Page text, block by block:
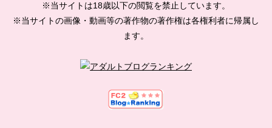
※当サイトは18歳以下の閲覧を禁止しています。
※当サイトの画像・動画等の著作物の著作権は各権利者に帰属し
ます。